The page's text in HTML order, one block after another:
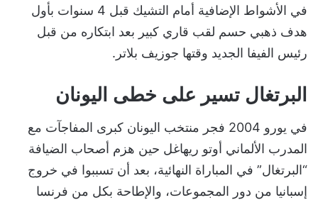
في الأشواط الإضافية أمام التشيك قبل 4 سنوات بأول
هدف ذهبي حسم لقب قاري كبير بعد ابتكاره من قبل
رئيس الفيفا الجديد وقتها جوزيف بلاتر.
البرتغال تسير على خطى اليونان
في يورو 2004 فجر منتخب اليونان كبرى المفاجآت مع
المدرب الألماني أوتو ريهاغل حين هزم أصحاب الضيافة
“البرتغال” في المباراة النهائية، بعد أن تسببوا في خروج
إسبانيا من دور المجموعات، والإطاحة بكل من فرنسا